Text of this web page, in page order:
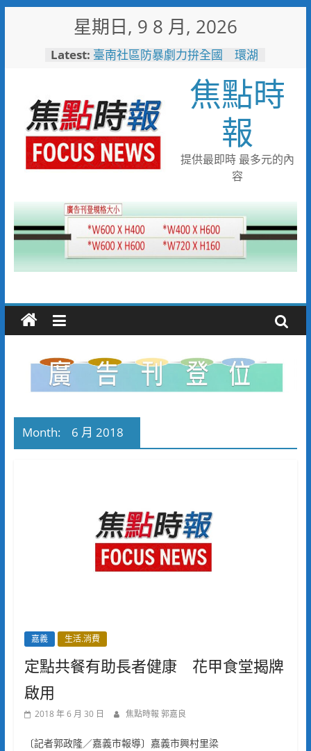
星期日, 9 8 月, 2026
Latest: 臺南社區防暴劇力拚全國 環湖
搭台灣好行低碳暢玩小琉球！大
鵬灣管理處推出暑假好康
高雄4,599件作品傳遞拒毒信
念 「2026港都反毒盃」用畫
筆打造兒童防毒力
498位大專青年返鄉 彰化暑期
工讀營隊結業
彰化縣運會6項10人破大會紀錄
焦點時
報
提供最即時 最多元的內
容
Month: 6 月 2018
嘉義 生活.消費
定點共餐有助長者健康 花甲食堂揭牌
啟用
2018 年 6 月 30 日 焦點時報 郭嘉良
〔記者郭政隆／嘉義市報導〕嘉義市興村里梁